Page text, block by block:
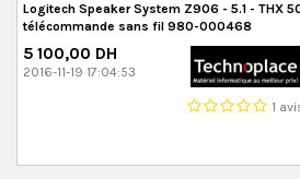
Logitech Speaker System Z906 - 5.1 - THX
télécommande sans fil 980-000468
5 100,00 DH
2016-11-19 17:04:53
1